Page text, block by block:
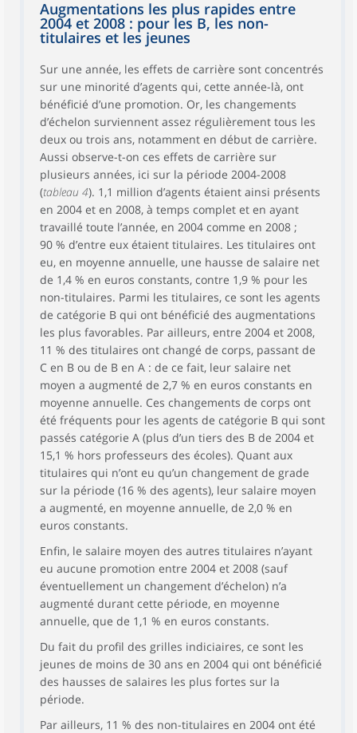
Augmentations les plus rapides entre
2004 et 2008 : pour les B, les non-
titulaires et les jeunes
Sur une année, les effets de carrière sont concentrés
sur une minorité d’agents qui, cette année-là, ont
bénéficié d’une promotion. Or, les changements
d’échelon surviennent assez régulièrement tous les
deux ou trois ans, notamment en début de carrière.
Aussi observe-t-on ces effets de carrière sur
plusieurs années, ici sur la période 2004-2008
(tableau 4). 1,1 million d’agents étaient ainsi présents
en 2004 et en 2008, à temps complet et en ayant
travaillé toute l’année, en 2004 comme en 2008 ;
90 % d’entre eux étaient titulaires. Les titulaires ont
eu, en moyenne annuelle, une hausse de salaire net
de 1,4 % en euros constants, contre 1,9 % pour les
non-titulaires. Parmi les titulaires, ce sont les agents
de catégorie B qui ont bénéficié des augmentations
les plus favorables. Par ailleurs, entre 2004 et 2008,
11 % des titulaires ont changé de corps, passant de
C en B ou de B en A : de ce fait, leur salaire net
moyen a augmenté de 2,7 % en euros constants en
moyenne annuelle. Ces changements de corps ont
été fréquents pour les agents de catégorie B qui sont
passés catégorie A (plus d’un tiers des B de 2004 et
15,1 % hors professeurs des écoles). Quant aux
titulaires qui n’ont eu qu’un changement de grade
sur la période (16 % des agents), leur salaire moyen
a augmenté, en moyenne annuelle, de 2,0 % en
euros constants.
Enfin, le salaire moyen des autres titulaires n’ayant
eu aucune promotion entre 2004 et 2008 (sauf
éventuellement un changement d’échelon) n’a
augmenté durant cette période, en moyenne
annuelle, que de 1,1 % en euros constants.
Du fait du profil des grilles indiciaires, ce sont les
jeunes de moins de 30 ans en 2004 qui ont bénéficié
des hausses de salaires les plus fortes sur la
période.
Par ailleurs, 11 % des non-titulaires en 2004 ont été